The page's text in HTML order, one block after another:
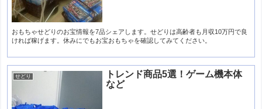
おもちゃせどりのお宝情報を7品シェアします。せどりは高齢者も月収10万円で良
ければ稼げます。休みにでもお宝おもちゃを確認してみてください。
せどり
トレンド商品5選！ゲーム機本体
など